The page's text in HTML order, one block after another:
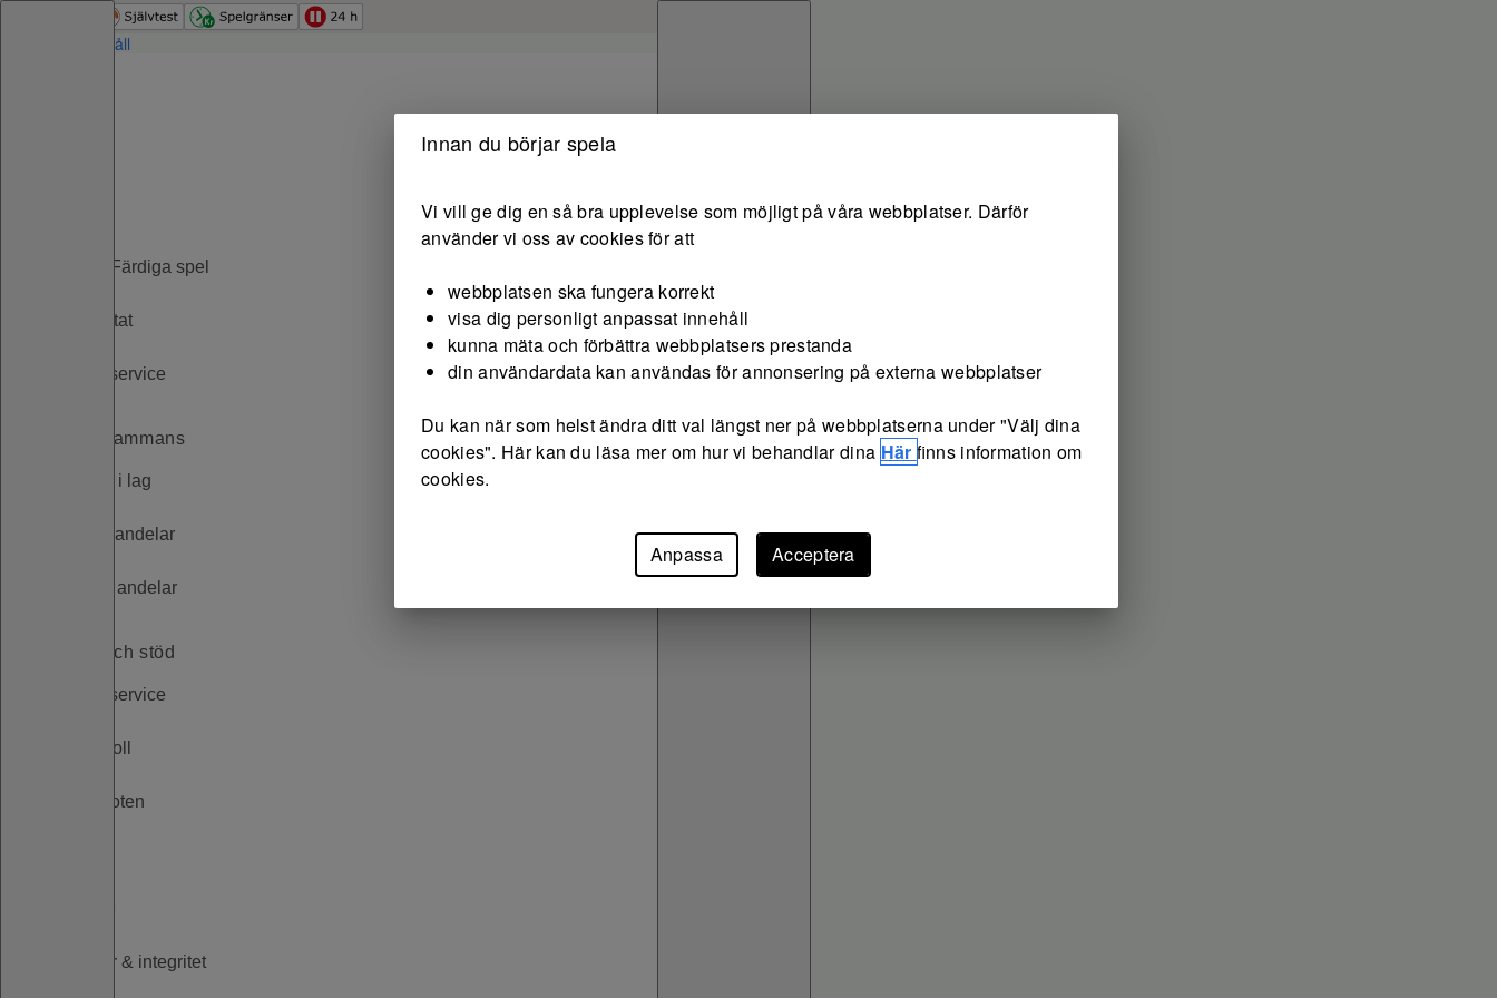
Hoppa till innehåll
PIX - Färdiga spel
Resultat
Sportservice
Spela tillsammans
Spela i lag
Butiksandelar
Köpta andelar
Tjänster och stöd
Kundservice
Spelkoll
Gräsroten
Villkor & integritet
Innan du börjar spela
Vi vill ge dig en så bra upplevelse som möjligt på våra webbplatser. Därför
använder vi oss av cookies för att
webbplatsen ska fungera korrekt
visa dig personligt anpassat innehåll
kunna mäta och förbättra webbplatsers prestanda
din användardata kan användas för annonsering på externa webbplatser
Du kan när som helst ändra ditt val längst ner på webbplatserna under "Välj dina
cookies". Här kan du läsa mer om hur vi behandlar dina Här finns information om
cookies.
Anpassa Acceptera